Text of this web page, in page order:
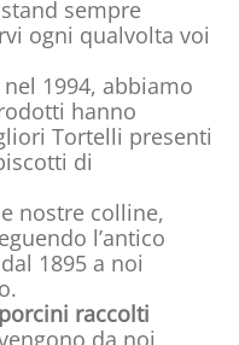
sempre
ogni qualvolta voi
1994, abbiamo
hanno
Tortelli presenti
di
nostre colline,
l’antico
1895 a noi
raccolti
da noi